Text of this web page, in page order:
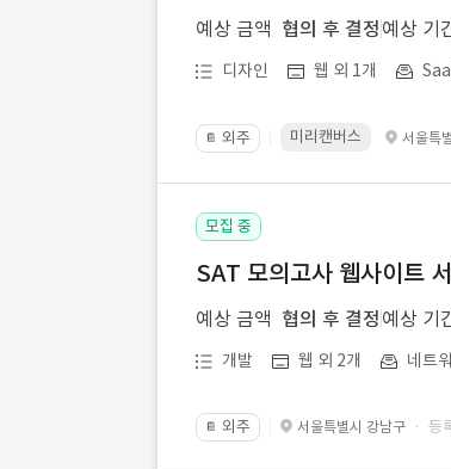
예상 금액 협의 후 결정 예상 기
디자인 웹 외 1개
📔 외주 미리캔버스 서울특
모집 중
SAT 모의고사 웹사이트
예상 금액 협의 후 결정 예상 기
개발 웹 외 2개 네트
📔 외주 서울특별시 강남구 · 등